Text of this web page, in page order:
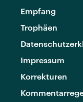
Empfang
Trophäen
Impressum
Korrekturen